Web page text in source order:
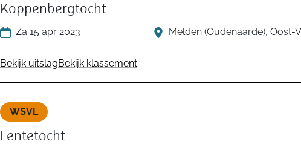
Koppenbergtocht
Za 15 apr 2023 Melden (Oudenaarde), Oost-
Bekijk uitslagBekijk klassement
WSVL
Lentetocht